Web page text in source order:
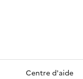
Centre d'aide